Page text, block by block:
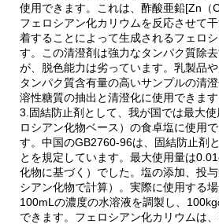
使用できます。これは、酢酸亜鉛[Zn（
フェロシアン化カリウムを反応させて
着することによって生成されるフェロ
す。この清澄剤は強力なタンパク質除
が、脱色能力は劣っています。乳製品
タンパク質含有量の高いサンプルの清
溶性糖質の抽出と清澄化に使用できます
3.固結防止剤として、我が国では最大
ロシアン化物ベース）の食卓塩に使用
す。中国のGB2760-96は、固結防止剤
とを規定しています。最大使用量は
化物に基づく）でした。塩の添加、投
シアン化物で計算）。実際に使用する
100mLの濃度の水溶液を調製し、
できます。フェロシアン化カリウムは